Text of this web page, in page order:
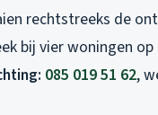
rechtstreeks de
bij vier woningen
085 019 51 62,